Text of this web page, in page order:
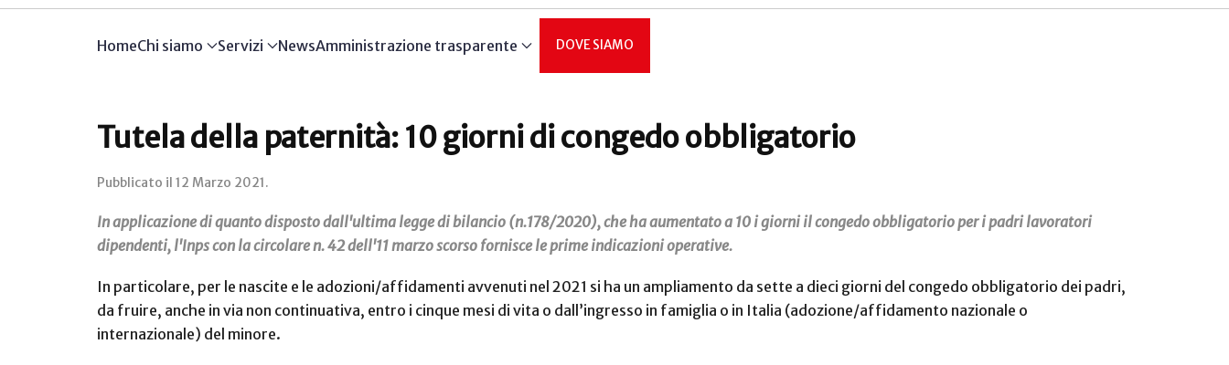
HomeChi siamo Servizi NewsAmministrazione trasparente DOVE SIAMO
Tutela della paternità: 10 giorni di congedo obbligatorio
Pubblicato il 12 Marzo 2021.
In applicazione di quanto disposto dall'ultima legge di bilancio (n.178/2020), che ha aumentato a 10 i giorni il congedo obbligatorio per i padri lavoratori
dipendenti, l'Inps con la circolare n. 42 dell'11 marzo scorso fornisce le prime indicazioni operative.
In particolare, per le nascite e le adozioni/affidamenti avvenuti nel 2021 si ha un ampliamento da sette a dieci giorni del congedo obbligatorio dei padri,
da fruire, anche in via non continuativa, entro i cinque mesi di vita o dall’ingresso in famiglia o in Italia (adozione/affidamento nazionale o
internazionale) del minore.